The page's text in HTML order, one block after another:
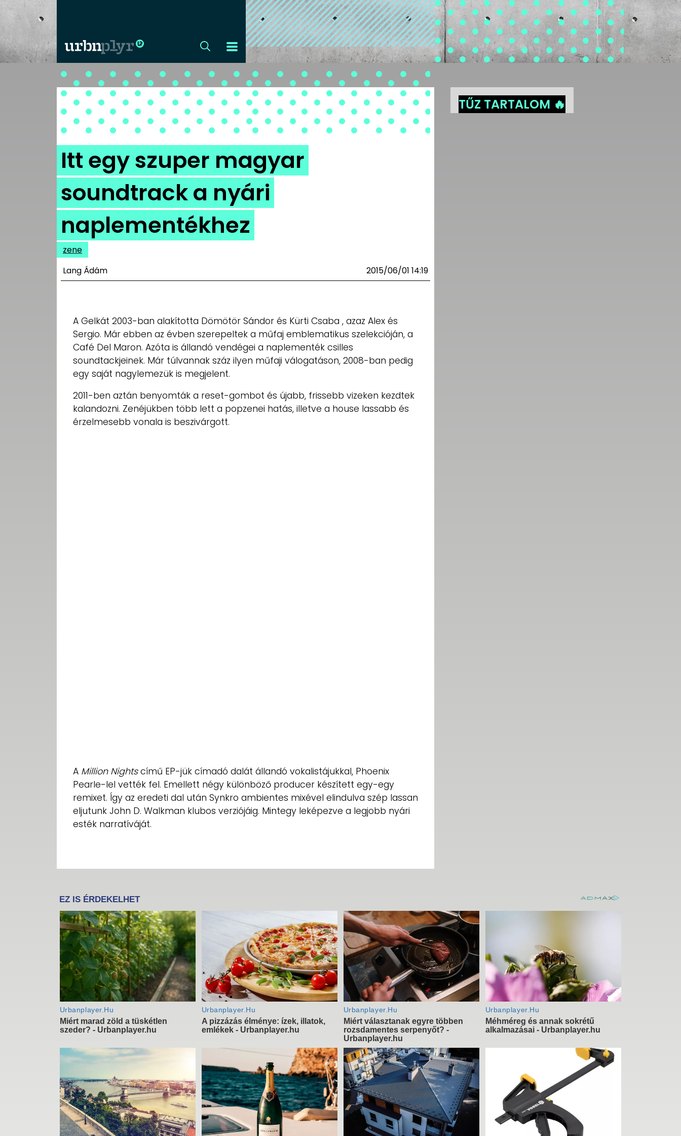
CÍMLAP
DIZÁJN
DIVAT
HIP
KULT
UTCA
MÉDIAAJÁNLAT
TÁJÉKOZTATÓ
Itt egy szuper magyar
soundtrack a nyári
naplementékhez
zene
Lang Ádám
2015/06/01 14:19
A Gelkát 2003-ban alakította Dömötör Sándor és Kürti Csaba , azaz Alex és
Sergio. Már ebben az évben szerepeltek a műfaj emblematikus szelekcióján, a
Café Del Maron. Azóta is állandó vendégei a naplementék csilles
soundtackjeinek. Már túlvannak száz ilyen műfaji válogatáson, 2008-ban pedig
egy saját nagylemezük is megjelent.
2011-ben aztán benyomták a reset-gombot és újabb, frissebb vizeken kezdtek
kalandozni. Zenéjükben több lett a popzenei hatás, illetve a house lassabb és
érzelmesebb vonala is beszivárgott.
A Million Nightscímű EP-jük címadó dalát állandó vokalistájukkal, Phoenix
Pearle-lel vették fel. Emellett négy különböző producer készített egy-egy
remixet. Így az eredeti dal után Synkro ambientes mixével elindulva szép lassan
eljutunk John D. Walkman klubos verziójáig. Mintegy leképezve a legjobb nyári
esték narratíváját.
TŰZ TARTALOM 🔥